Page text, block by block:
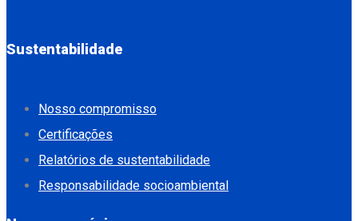
Sustentabilidade
Nosso compromisso
Certificações
Relatórios de sustentabilidade
Responsabilidade socioambiental